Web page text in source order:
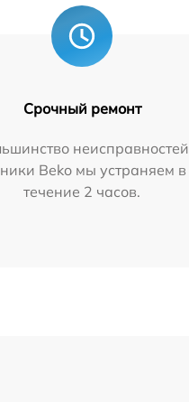
Срочный ремонт
неисправностей
Beko мы устраняем в
течение 2 часов.